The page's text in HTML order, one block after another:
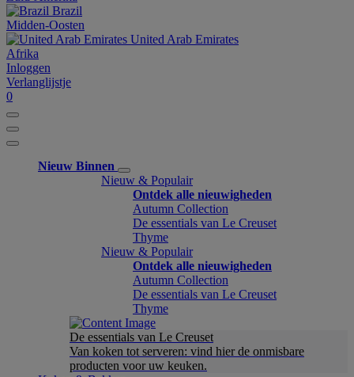
Brazil
Midden-Oosten
United Arab Emirates
Afrika
Inloggen
Verlanglijstje
0
Nieuw Binnen
Nieuw & Populair
Ontdek alle nieuwigheden
Autumn Collection
De essentials van Le Creuset
Thyme
Nieuw & Populair
Ontdek alle nieuwigheden
Autumn Collection
De essentials van Le Creuset
Thyme
De essentials van Le Creuset
Van koken tot serveren: vind hier de onmisbare
producten voor uw keuken.